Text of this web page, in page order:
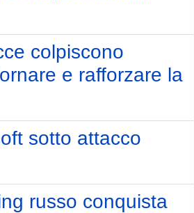
colpiscono
e rafforzare la
sotto attacco
russo conquista